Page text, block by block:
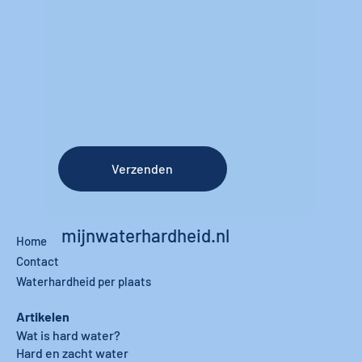
Verzenden
mijnwaterhardheid.nl
Home
Contact
Waterhardheid per plaats
Artikelen
Wat is hard water?
Hard en zacht water